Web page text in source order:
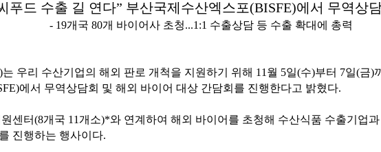
푸드 수출 길 연다” 부산국제수산엑스포(BISFE)에서 무역상
- 19개국 80개 바이어사 초청...1:1 수출상담 등 수출 확대에 총력
우리 수산기업의 해외 판로 개척을 지원하기 위해 11월 5일(수)부터 7일(금)
에서 무역상담회 및 해외 바이어 대상 간담회를 진행한다고 밝혔다.
센터(8개국 11개소)*와 연계하여 해외 바이어를 초청해 수산식품 수출기업
진행하는 행사이다.